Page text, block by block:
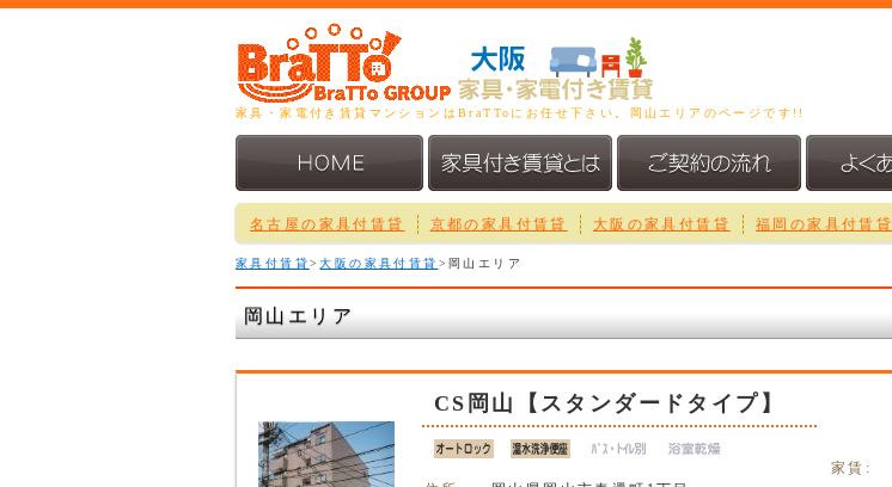
家具・家電付き賃貸マンションはBraTToにお任せ下さい。岡山エリアのページです!!
名古屋の家具付賃貸 京都の家具付賃貸 大阪の家具付賃貸 福岡の家具付賃貸
家具付賃貸>大阪の家具付賃貸 >岡山エリア
岡山エリア
CS岡山【スタンダードタイプ】
家賃: